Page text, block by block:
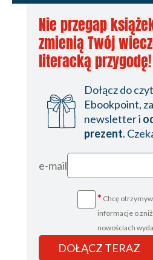
Nie przegap
zmienią Twój
literacką przygodę!
Dołącz do
Ebookpoint,
newsletter i
prezent.
e-mail
* Chcę
informacje o
nowościach
DOŁĄCZ TERAZ